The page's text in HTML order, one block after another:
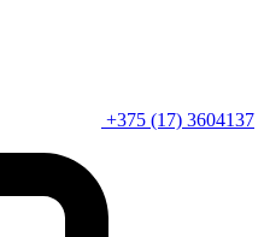
+375 (17) 3604137